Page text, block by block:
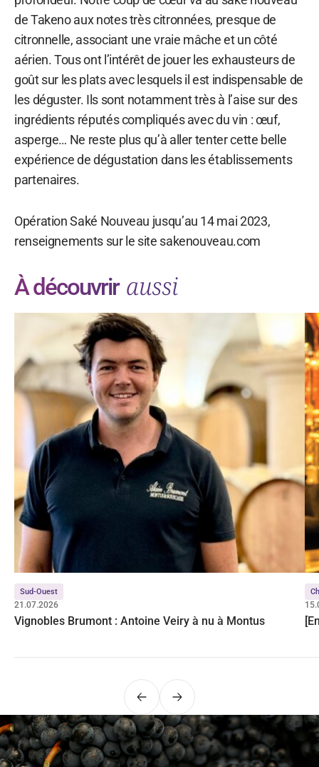
de Takeno aux notes très citronnées, presque de
citronnelle, associant une vraie mâche et un côté
aérien. Tous ont l’intérêt de jouer les exhausteurs de
goût sur les plats avec lesquels il est indispensable de
les déguster. Ils sont notamment très à l’aise sur des
ingrédients réputés compliqués avec du vin : œuf,
asperge… Ne reste plus qu’à aller tenter cette belle
expérience de dégustation dans les établissements
partenaires.
Opération Saké Nouveau jusqu’au 14 mai 2023,
renseignements sur le site sakenouveau.com
À découvrir aussi
Sud-Ouest
21.07.2026
Vignobles Brumont : Antoine Veiry à nu à Montus
PrécédentSuivant